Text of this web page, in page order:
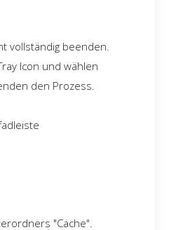
vollständig beenden.
Icon und wählen
den Prozess.
"Cache".